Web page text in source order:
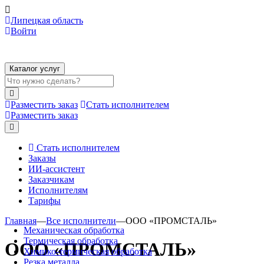
Липецкая область
Войти
Каталог услуг
Разместить заказ
Стать исполнителем
Разместить заказ
Стать исполнителем
Заказы
ИИ-ассистент
Заказчикам
Исполнителям
Тарифы
Механическая обработка
Термическая обработка
Химико-термическая обработка
Резка металла
Главная—Все исполнители—ООО «ПРОМСТАЛЬ»
ООО «ПРОМСТАЛЬ»